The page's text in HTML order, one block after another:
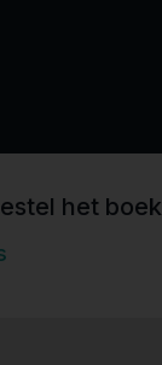
het boek